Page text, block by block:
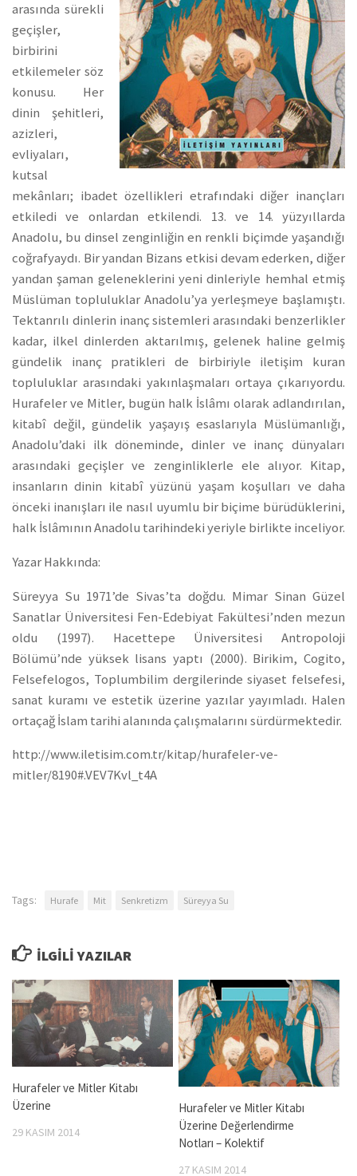
arasında sürekli
geçişler,
birbirini
etkilemeler söz
konusu. Her
dinin şehitleri,
azizleri,
evliyaları,
kutsal
mekânları; ibadet özellikleri etrafındaki diğer inançları
etkiledi ve onlardan etkilendi. 13. ve 14. yüzyıllarda
Anadolu, bu dinsel zenginliğin en renkli biçimde yaşandığı
coğrafyaydı. Bir yandan Bizans etkisi devam ederken, diğer
yandan şaman geleneklerini yeni dinleriyle hemhal etmiş
Müslüman topluluklar Anadolu’ya yerleşmeye başlamıştı.
Tektanrılı dinlerin inanç sistemleri arasındaki benzerlikler
kadar, ilkel dinlerden aktarılmış, gelenek haline gelmiş
gündelik inanç pratikleri de birbiriyle iletişim kuran
topluluklar arasındaki yakınlaşmaları ortaya çıkarıyordu.
Hurafeler ve Mitler, bugün halk İslâmı olarak adlandırılan,
kitabî değil, gündelik yaşayış esaslarıyla Müslümanlığı,
Anadolu’daki ilk döneminde, dinler ve inanç dünyaları
arasındaki geçişler ve zenginliklerle ele alıyor. Kitap,
insanların dinin kitabî yüzünü yaşam koşulları ve daha
önceki inanışları ile nasıl uyumlu bir biçime bürüdüklerini,
halk İslâmının Anadolu tarihindeki yeriyle birlikte inceliyor.
Yazar Hakkında:
Süreyya Su 1971’de Sivas’ta doğdu. Mimar Sinan Güzel
Sanatlar Üniversitesi Fen-Edebiyat Fakültesi’nden mezun
oldu (1997). Hacettepe Üniversitesi Antropoloji
Bölümü’nde yüksek lisans yaptı (2000). Birikim, Cogito,
Felsefelogos, Toplumbilim dergilerinde siyaset felsefesi,
sanat kuramı ve estetik üzerine yazılar yayımladı. Halen
ortaçağ İslam tarihi alanında çalışmalarını sürdürmektedir.
http://www.iletisim.com.tr/kitap/hurafeler-ve-
mitler/8190#.VEV7Kvl_t4A
Tags: Hurafe Mit Senkretizm Süreyya Su
İLGILI YAZILAR
Hurafeler ve Mitler Kitabı
Üzerine
29 KASIM 2014
Hurafeler ve Mitler Kitabı
Üzerine Değerlendirme
Notları – Kolektif
27 KASIM 2014